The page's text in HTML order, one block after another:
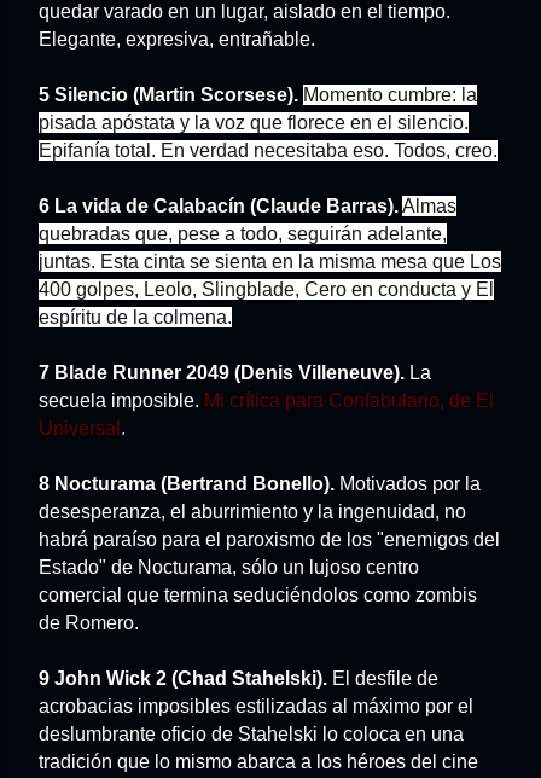
quedar varado en un lugar, aislado en el tiempo.
Elegante, expresiva, entrañable.
5 Silencio (Martin Scorsese). Momento cumbre: la
pisada apóstata y la voz que florece en el silencio.
Epifanía total. En verdad necesitaba eso. Todos, creo.
6 La vida de Calabacín (Claude Barras).Almas
quebradas que, pese a todo, seguirán adelante,
juntas. Esta cinta se sienta en la misma mesa que Los
400 golpes, Leolo, Slingblade, Cero en conducta y El
espíritu de la colmena.
7 Blade Runner 2049 (Denis Villeneuve). La
secuela imposible. Mi crítica para Confabulario, de El
Universal .
8 Nocturama (Bertrand Bonello). Motivados por la
desesperanza, el aburrimiento y la ingenuidad, no
habrá paraíso para el paroxismo de los "enemigos del
Estado" de Nocturama, sólo un lujoso centro
comercial que termina seduciéndolos como zombis
de Romero.
9 John Wick 2 (Chad Stahelski). El desfile de
acrobacias imposibles estilizadas al máximo por el
deslumbrante oficio de Stahelski lo coloca en una
tradición que lo mismo abarca a los héroes del cine